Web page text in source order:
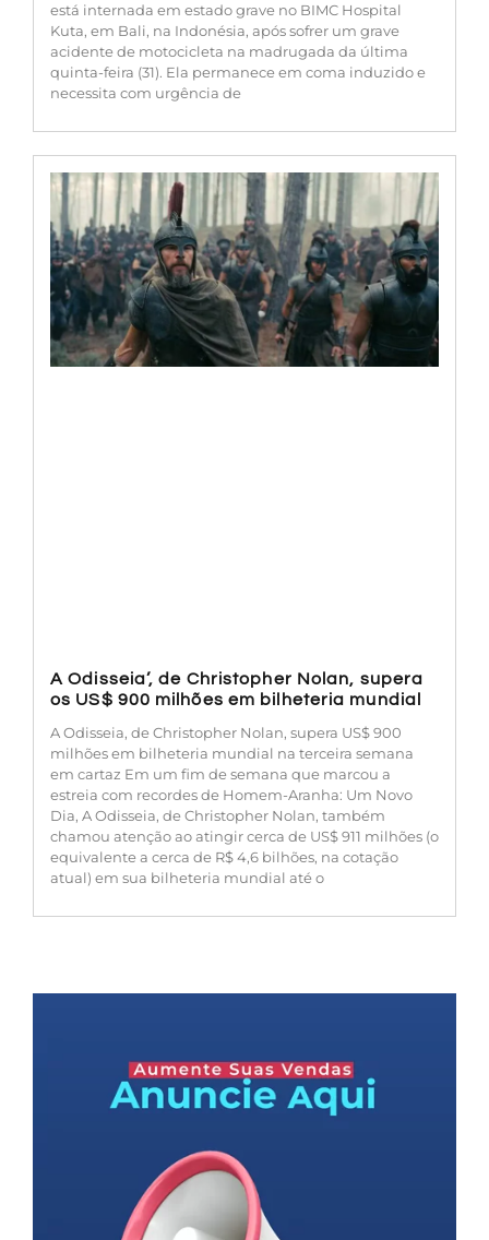
está internada em estado grave no BIMC Hospital
Kuta, em Bali, na Indonésia, após sofrer um grave
acidente de motocicleta na madrugada da última
quinta-feira (31). Ela permanece em coma induzido e
necessita com urgência de
A Odisseia’, de Christopher Nolan, supera
os US$ 900 milhões em bilheteria mundial
A Odisseia, de Christopher Nolan, supera US$ 900
milhões em bilheteria mundial na terceira semana
em cartaz Em um fim de semana que marcou a
estreia com recordes de Homem-Aranha: Um Novo
Dia, A Odisseia, de Christopher Nolan, também
chamou atenção ao atingir cerca de US$ 911 milhões (o
equivalente a cerca de R$ 4,6 bilhões, na cotação
atual) em sua bilheteria mundial até o